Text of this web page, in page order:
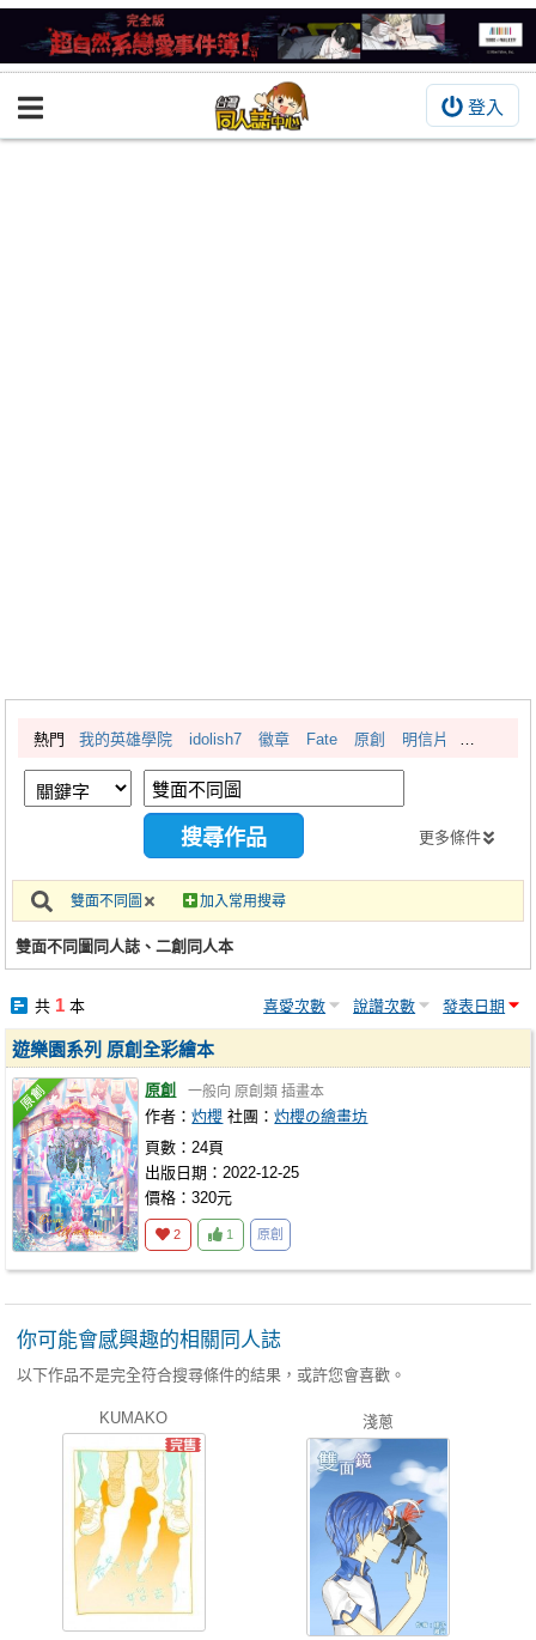
登入
BOOKY書集倉庫
繪圖藝廊
交流中心
攤位轉讓區
會員中心
註冊會員
熱門 我的英雄學院 idolish7 徽章 Fate 原創 明信片
更多條件
雙面不同圖 加入常用搜尋
雙面不同圖同人誌、二創同人本
共 1本 喜愛次數 說讚次數 發表日期
遊樂園系列 原創全彩繪本
原創 一般向 原創類 插畫本
作者：灼櫻 社團：灼櫻の繪畫坊
頁數：24頁
出版日期：2022-12-25
價格：320元
2 1 原創
你可能會感興趣的相關同人誌
以下作品不是完全符合搜尋條件的結果，或許您會喜歡。
KUMAKO 淺蔥